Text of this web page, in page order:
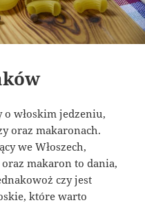
o włoskim jedzeniu,
oraz makaronach.
we Włoszech,
makaron to dania,
czy jest
które warto